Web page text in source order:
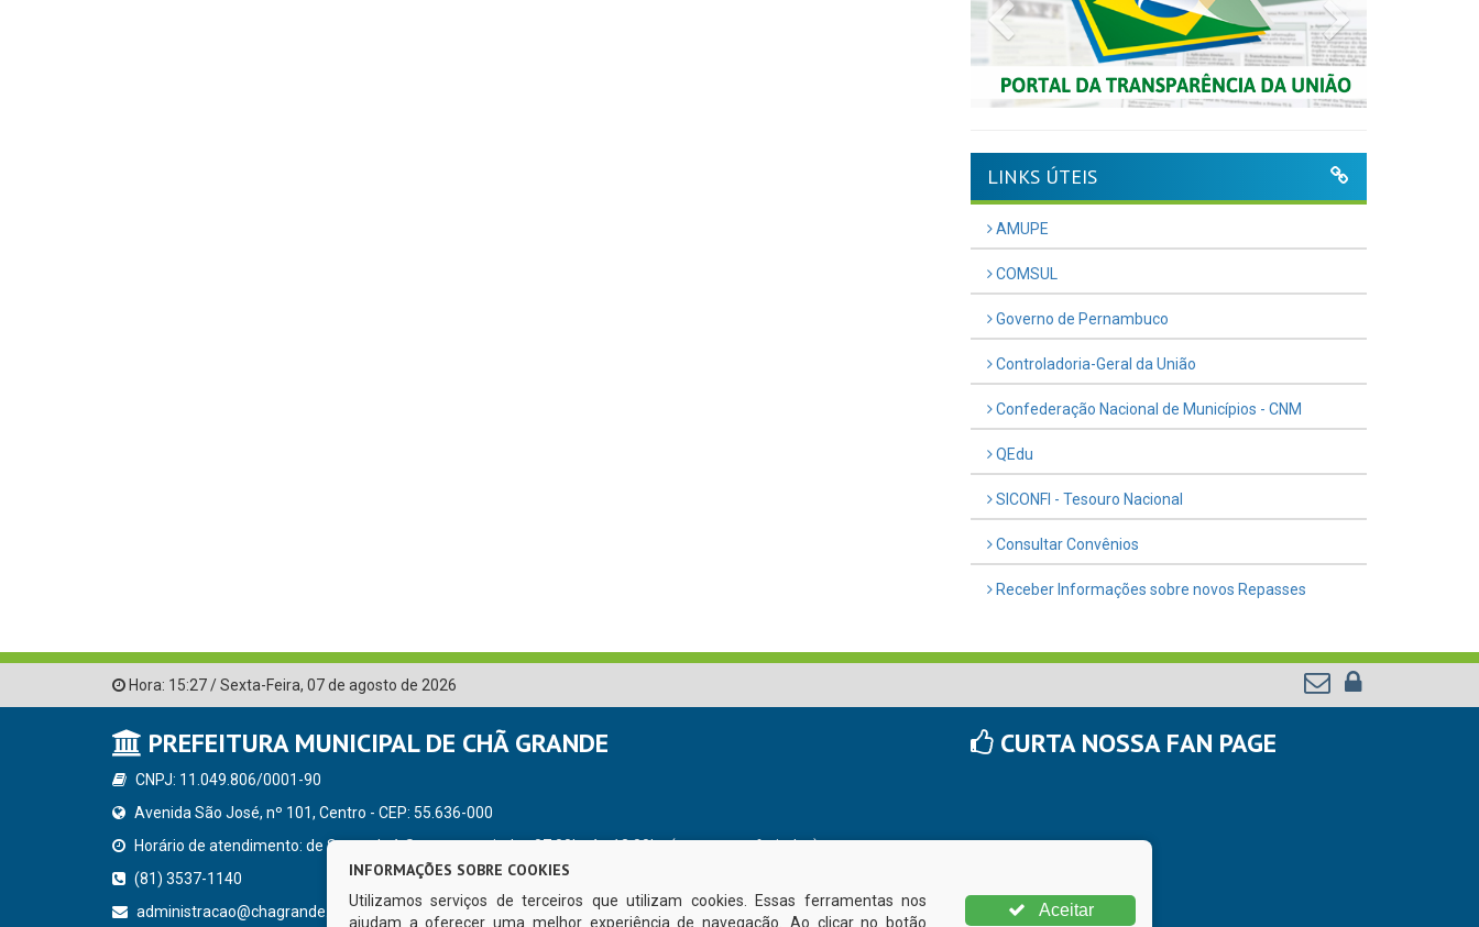
Previous
LINKS ÚTEIS
AMUPE
COMSUL
Governo de Pernambuco
Controladoria-Geral da União
Confederação Nacional de Municípios - CNM
QEdu
SICONFI - Tesouro Nacional
Consultar Convênios
Receber Informações sobre novos Repasses
Hora: 15:27/Sexta-Feira, 07 de agosto de 2026
PREFEITURA MUNICIPAL DE CHÃ GRANDE
CNPJ: 11.049.806/0001-90
Avenida São José, nº 101, Centro - CEP: 55.636-000
Horário de atendimento: de Segunda à Sexta, a partir das 07:00hs às 13:00hs (exceto nos feriados)
(81) 3537-1140
administracao@chagrande.pe.gov.br
CURTA NOSSA FAN PAGE
INFORMAÇÕES SOBRE COOKIES
Utilizamos serviços de terceiros que utilizam cookies. Essas ferramentas nos
ajudam a oferecer uma melhor experiência de navegação. Ao clicar no botão
Aceitar